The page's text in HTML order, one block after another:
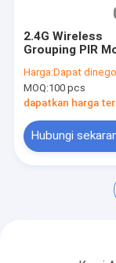
Hubungi Kami
Berita
Minta Kutipan
2.4G Wireless
Grouping PIR
Dimming, Zhaga
book20 Interface
Harga:Dapat
MOQ:100 pcs
dapatkan harga
Hubungi